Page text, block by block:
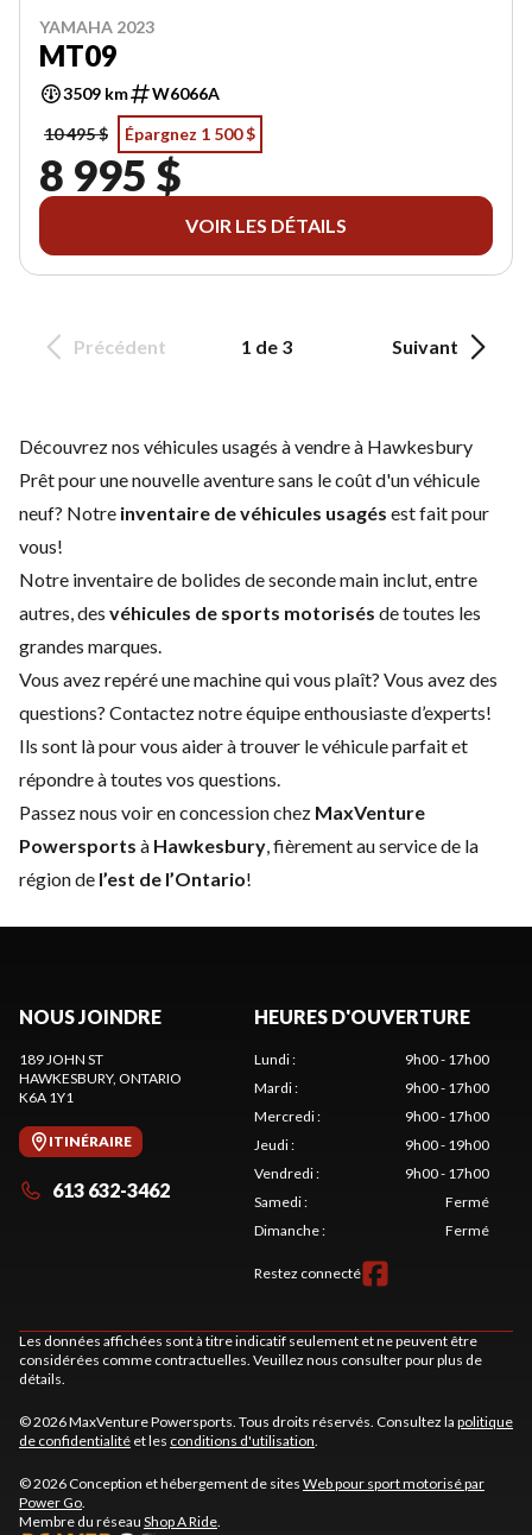
YAMAHA 2023
MT09
3509 km
W6066A
10 495 $
Épargnez 1 500 $
8 995 $
VOIR LES DÉTAILS
Précédent 1 de 3 Suivant
Découvrez nos véhicules usagés à vendre à Hawkesbury
Prêt pour une nouvelle aventure sans le coût d'unvéhicule
neuf? Notre inventaire de véhicules usagés est fait pour
vous!
Notre inventaire de bolides de seconde main inclut, entre
autres, des véhicules de sports motorisés de toutes les
grandes marques.
Vous avez repéré une machine qui vous plaît? Vous avez des
questions? Contactez notre équipe enthousiaste d’experts!
Ils sont là pour vous aider à trouver le véhicule parfait et
répondre à toutes vos questions.
Passez nous voir en concession chez MaxVenture
Powersports à Hawkesbury, fièrement au service de la
région de l’est de l’Ontario!
NOUS JOINDRE
189 JOHN ST
HAWKESBURY, ONTARIO
K6A 1Y1
ITINÉRAIRE
613 632-3462
HEURES D'OUVERTURE
Lundi:
9h00 - 17h00
Mardi:
9h00 - 17h00
Mercredi:
9h00 - 17h00
Jeudi:
9h00 - 19h00
Vendredi:
9h00 - 17h00
Samedi:
Fermé
Dimanche: Fermé
Restez connecté
Les données affichées sont à titre indicatif seulement et ne peuvent être
considérées comme contractuelles. Veuillez nous consulter pour plus de
détails.
© 2026 MaxVenture Powersports. Tous droits réservés. Consultez la politique
de confidentialité et les conditions d'utilisation.
© 2026 Conception et hébergement de sites Web pour sport motorisé par
Power Go.
Membre du réseau Shop A Ride.